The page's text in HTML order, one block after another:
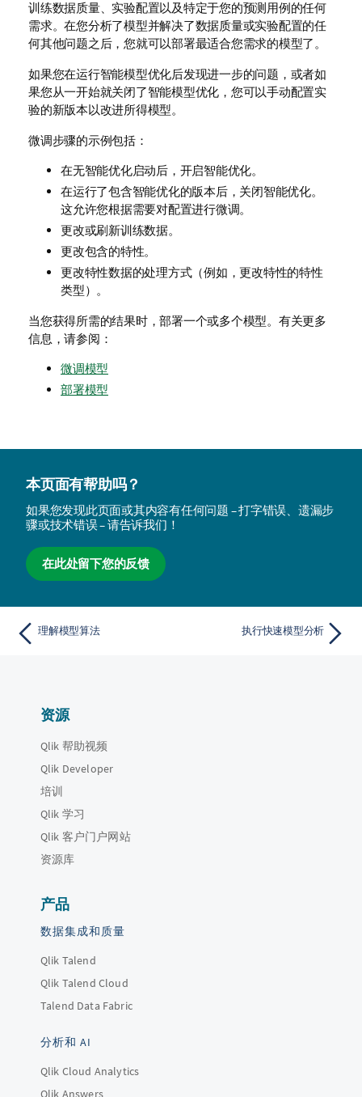
训练数据质量、实验配置以及特定于您的预测用例的任何
需求。在您分析了模型并解决了数据质量或实验配置的任
何其他问题之后，您就可以部署最适合您需求的模型了。
如果您在运行智能模型优化后发现进一步的问题，或者如
果您从一开始就关闭了智能模型优化，您可以手动配置实
验的新版本以改进所得模型。
微调步骤的示例包括：
在无智能优化启动后，开启智能优化。
在运行了包含智能优化的版本后，关闭智能优化。
这允许您根据需要对配置进行微调。
更改或刷新训练数据。
更改包含的特性。
更改特性数据的处理方式（例如，更改特性的特性
类型）。
当您获得所需的结果时，部署一个或多个模型。有关更多
信息，请参阅：
微调模型
部署模型
本页面有帮助吗？
如果您发现此页面或其内容有任何问题 – 打字错误、遗漏步
骤或技术错误 – 请告诉我们！
在此处留下您的反馈
理解模型算法 执行快速模型分析
资源
Qlik 帮助视频
Qlik Developer
培训
Qlik 学习
Qlik 客户门户网站
资源库
产品
数据集成和质量
Qlik Talend
Qlik Talend Cloud
Talend Data Fabric
分析和 AI
Qlik Cloud Analytics